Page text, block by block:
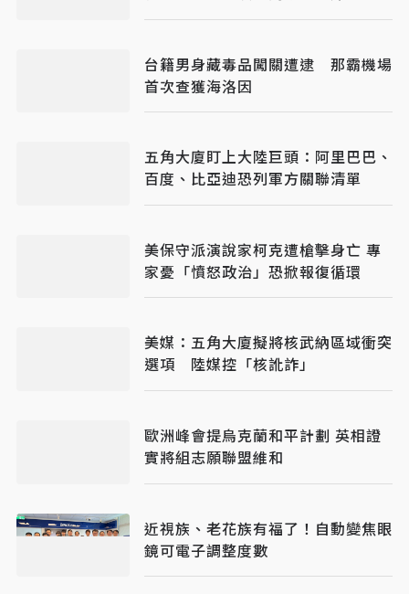
台籍男身藏毒品闖關遭逮 那霸機場
首次查獲海洛因
五角大廈盯上大陸巨頭：阿里巴巴、
百度、比亞迪恐列軍方關聯清單
美保守派演說家柯克遭槍擊身亡 專
家憂「憤怒政治」恐掀報復循環
美媒：五角大廈擬將核武納區域衝突
選項 陸媒控「核訛詐」
歐洲峰會提烏克蘭和平計劃 英相證
實將組志願聯盟維和
近視族、老花族有福了！自動變焦眼
鏡可電子調整度數